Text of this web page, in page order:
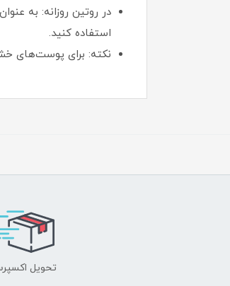
در روتین روزانه: به
استفاده کنید.
نکته: برای پوست‌های
تحویل